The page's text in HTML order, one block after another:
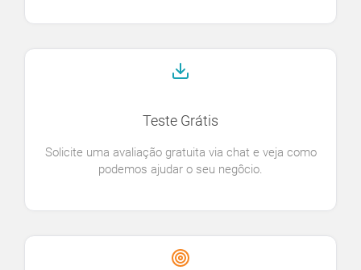
Teste Grátis
Solicite uma avaliação gratuita via chat e veja como
podemos ajudar o seu negôcio.